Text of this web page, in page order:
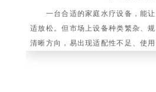
一台合适的家庭水疗设备，能让
适放松。但市场上设备种类繁杂、
清晰方向，易出现适配性不足、使